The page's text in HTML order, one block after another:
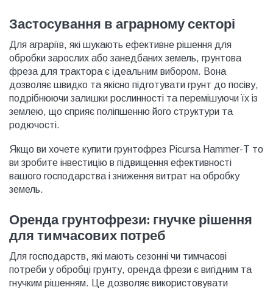
Застосування в аграрному секторі
Для аграріїв, які шукають ефективне рішення для
обробки зарослих або занедбаних земель, грунтова
фреза для трактора є ідеальним вибором. Вона
дозволяє швидко та якісно підготувати грунт до посіву,
подрібнюючи залишки рослинності та перемішуючи їх із
землею, що сприяє поліпшенню його структури та
родючості.
Якщо ви хочете купити грунтофрез Picursa Hammer-T то
ви зробите інвестицію в підвищення ефективності
вашого господарства і зниження витрат на обробку
земель.
Оренда грунтофрези: гнучке рішення
для тимчасових потреб
Для господарств, які мають сезонні чи тимчасові
потреби у обробці грунту, оренда фрези є вигідним та
гнучким рішенням. Це дозволяє використовувати